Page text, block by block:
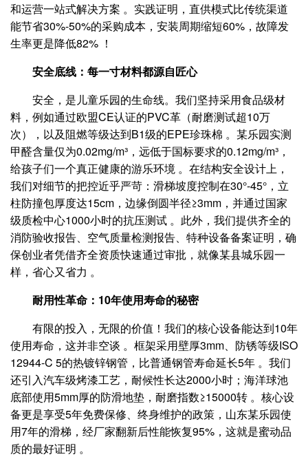
和运营一站式解决方案 。实践证明，直供模式比传统渠道
能节省30%-50%的采购成本，安装周期缩短60%，故障发
生率更是降低82% ！
安全底线：每一寸材料都源自匠心
安全，是儿童乐园的生命线。我们坚持采用食品级材
料，例如通过欧盟CE认证的PVC革（耐磨测试超10万
次），以及阻燃等级达到B1级的EPE珍珠棉 。某乐园实测
甲醛含量仅为0.02mg/m³，远低于国标要求的0.12mg/m³，
给孩子们一个真正健康的游乐环境 。在结构安全设计上，
我们对细节的把控近乎严苛：滑梯坡度控制在30°-45°，立
柱防撞包厚度达15cm，边缘倒圆半径≥3mm，并通过国家
级质检中心1000小时的抗压测试 。此外，我们提供齐全的
消防验收报告、空气质量检测报告、特种设备备案证明，确
保创业者凭借齐全资质快速通过审批，就像某县城乐园一
样，省心又省力 。
耐用性革命：10年使用寿命的秘密
有限的投入，无限的价值！我们的核心设备能达到10年
使用寿命，这并非空谈 。框架采用壁厚3mm、防锈等级ISO
12944-C 5的热镀锌钢管，比普通钢管寿命延长5年 。我们
还引入汽车级烤漆工艺，耐候性长达2000小时；海洋球池
底部使用5mm厚的防滑地垫，耐磨指数≥15000转 。核心设
备更是享受5年免费保修、终身维护的政策，山东某乐园使
用7年的滑梯，经厂家翻新后性能恢复95%，这就是蜜动品
质的最好证明 。